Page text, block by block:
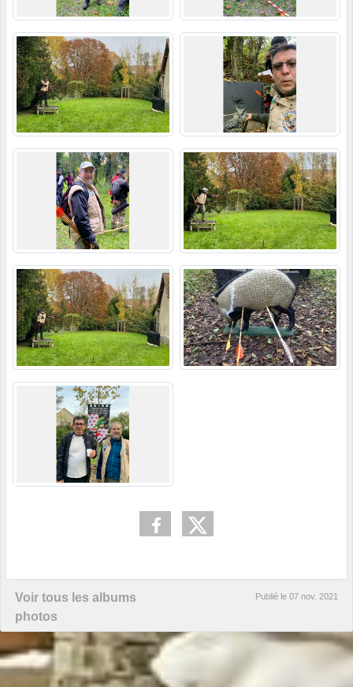
Voir tous les albums
photos
Publié le 07 nov. 2021